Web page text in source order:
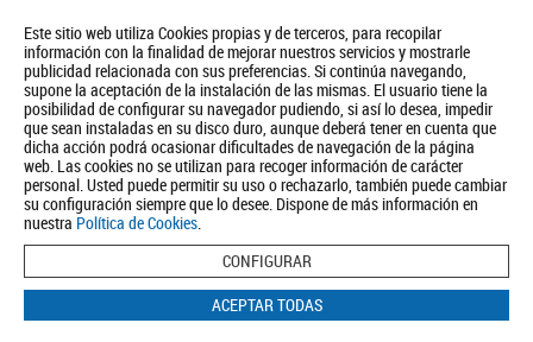
Este sitio web utiliza Cookies propias y de terceros, para recopilar
información con la finalidad de mejorar nuestros servicios y mostrarle
publicidad relacionada con sus preferencias. Si continúa navegando,
supone la aceptación de la instalación de las mismas. El usuario tiene la
posibilidad de configurar su navegador pudiendo, si así lo desea, impedir
que sean instaladas en su disco duro, aunque deberá tener en cuenta que
dicha acción podrá ocasionar dificultades de navegación de la página
web. Las cookies no se utilizan para recoger información de carácter
personal. Usted puede permitir su uso o rechazarlo, también puede cambiar
su configuración siempre que lo desee. Dispone de más información en
nuestra Política de Cookies.
CONFIGURAR
ACEPTAR TODAS
Quiénes somos Turismo Política de Privacidad Aviso Legal
Política de Cookies
BUSCAR